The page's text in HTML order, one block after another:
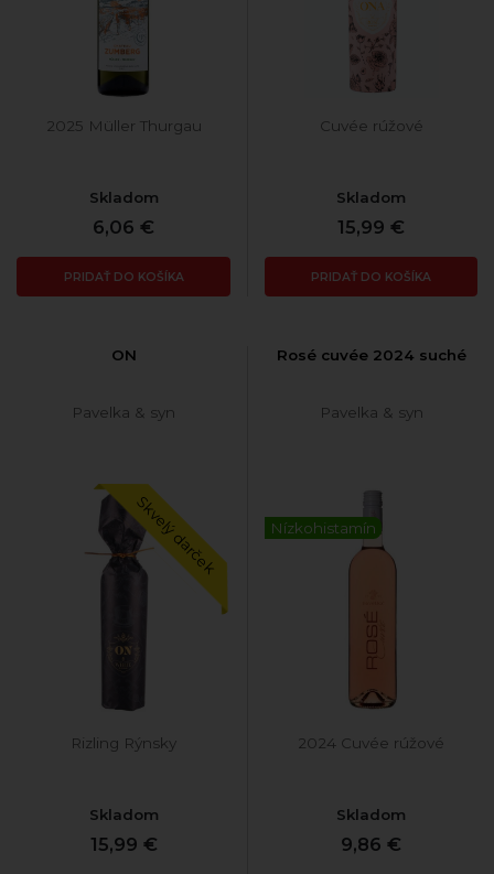
2025 Müller Thurgau
Skladom
6,06 €
PRIDAŤ DO KOŠÍKA
Cuvée rúžové
Skladom
15,99 €
PRIDAŤ DO KOŠÍKA
ON
Pavelka & syn
Skvelý darček
Rizling Rýnsky
Skladom
15,99 €
Rosé cuvée 2024 suché
Pavelka & syn
Nízkohistamín
2024 Cuvée rúžové
Skladom
9,86 €